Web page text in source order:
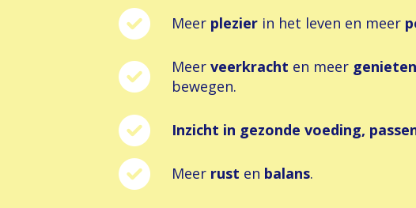
Meer plezier in het leven en meer
Meer veerkracht en meer genieten
bewegen.
Inzicht in gezonde voeding,
Meer rust en balans